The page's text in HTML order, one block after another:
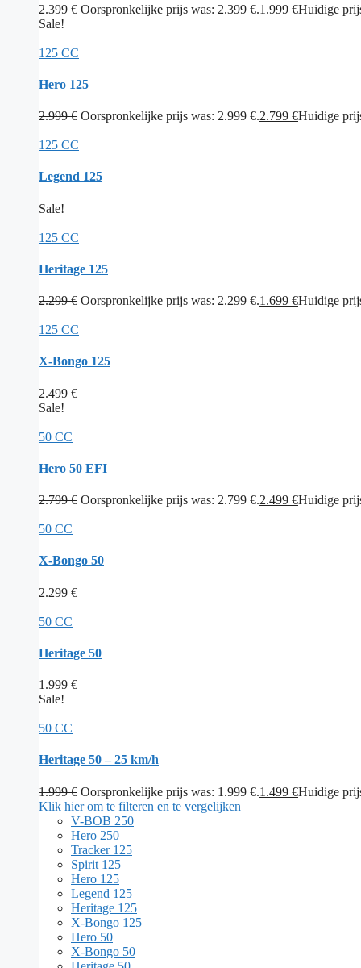
2.399€ Oorspronkelijke prijs was: 2.399 €.1.999 €Huidige
Sale!
125 CC
Hero 125
2.999€ Oorspronkelijke prijs was: 2.999 €.2.799 €Huidige
125 CC
Legend 125
Sale!
125 CC
Heritage 125
2.299€ Oorspronkelijke prijs was: 2.299 €.1.699 €Huidige
125 CC
X-Bongo 125
2.499 €
Sale!
50 CC
Hero 50 EFI
2.799€ Oorspronkelijke prijs was: 2.799 €.2.499 €Huidige
50 CC
X-Bongo 50
2.299 €
50 CC
Heritage 50
1.999 €
Sale!
50 CC
Heritage 50 – 25 km/h
1.999€ Oorspronkelijke prijs was: 1.999 €.1.499 €Huidige
Klik hier om te filteren en te vergelijken
V-BOB 250
Hero 250
Tracker 125
Spirit 125
Hero 125
Legend 125
Heritage 125
X-Bongo 125
Hero 50
X-Bongo 50